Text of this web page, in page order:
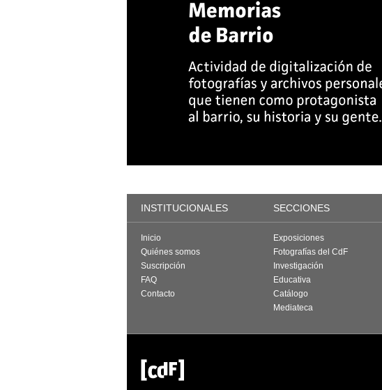
INSTITUCIONALES SECCIONES
Inicio
Quiénes somos
Suscripción
FAQ
Contacto
Exposiciones
Fotografías del CdF
Investigación
Educativa
Catálogo
Mediateca